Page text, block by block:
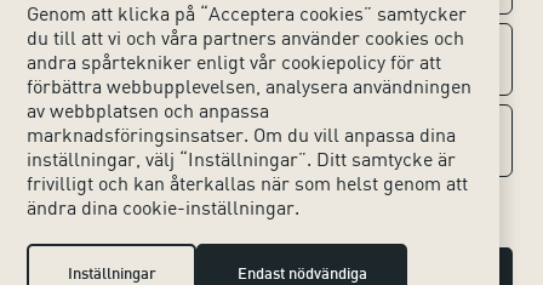
Genom att klicka på “Acceptera cookies” samtycker
du till att vi och våra partners använder cookies och
andra spårtekniker enligt vår cookiepolicy för att
förbättra webbupplevelsen, analysera användningen
av webbplatsen och anpassa
marknadsföringsinsatser. Om du vill anpassa dina
inställningar, välj “Inställningar”. Ditt samtycke är
frivilligt och kan återkallas när som helst genom att
ändra dina cookie-inställningar.
Inställningar Endast nödvändiga
Kontakta oss
Huvudkontoret
Lokala kontor
Press & Media
Om webbplatsen
Tillgänglighet webbplats
Hjälpmedel
Sociala medier
Instagram
LinkedIn Hantera cookies